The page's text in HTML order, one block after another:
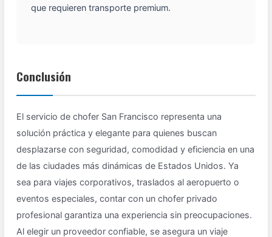
que requieren transporte premium.
Conclusión
El servicio de chofer San Francisco representa una
solución práctica y elegante para quienes buscan
desplazarse con seguridad, comodidad y eficiencia en una
de las ciudades más dinámicas de Estados Unidos. Ya
sea para viajes corporativos, traslados al aeropuerto o
eventos especiales, contar con un chofer privado
profesional garantiza una experiencia sin preocupaciones.
Al elegir un proveedor confiable, se asegura un viaje